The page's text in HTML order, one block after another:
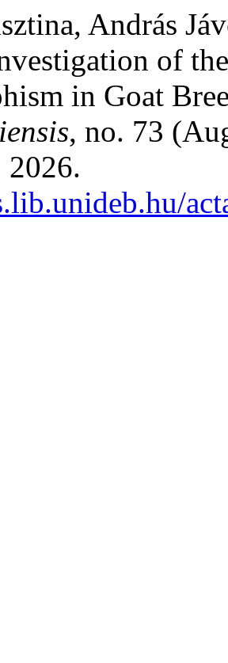
András
of
in Goat
, no. 73
2026.